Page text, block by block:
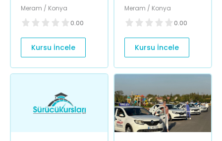
Meram / Konya
0.00
Kursu İncele
Meram / Konya
0.00
Kursu İncele